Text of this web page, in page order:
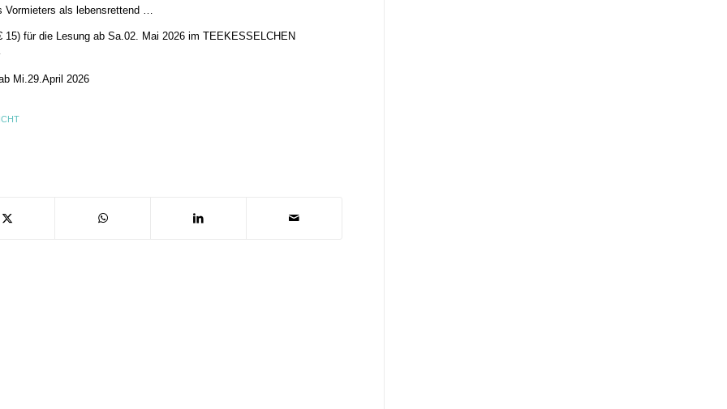
als lebensrettend …
15) für die Lesung ab Sa.02. Mai 2026 im TEEKESSELCHEN
Mi.29.April 2026